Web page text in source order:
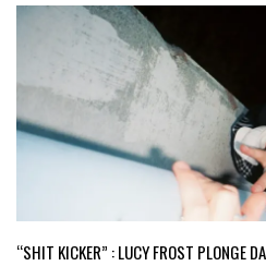
“SHIT KICKER” : LUCY FROST PLONGE